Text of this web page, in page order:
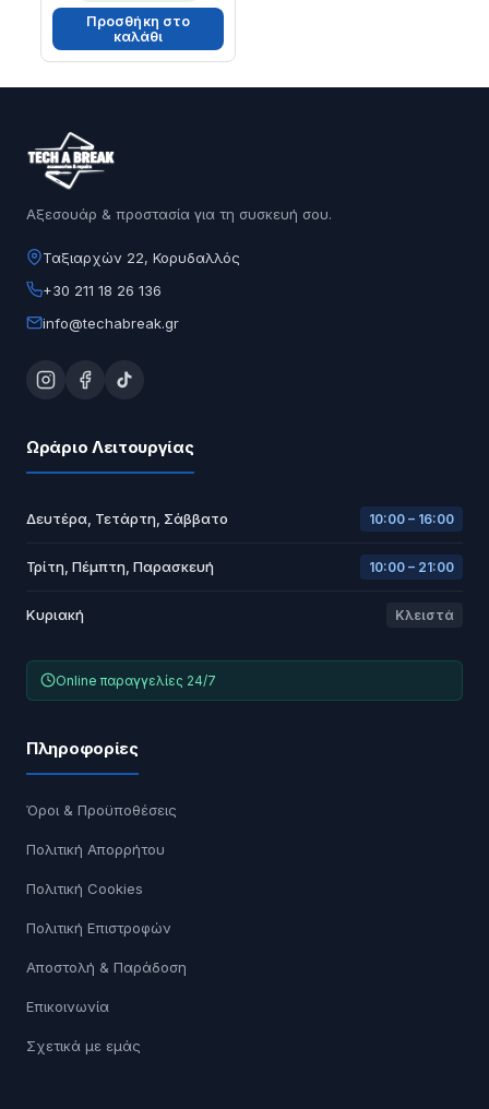
Προσθήκη στο
καλάθι
Αξεσουάρ & προστασία για τη συσκευή σου.
Ταξιαρχών 22, Κορυδαλλός
+30 211 18 26 136
info@techabreak.gr
Ωράριο Λειτουργίας
Δευτέρα, Τετάρτη, Σάββατο 10:00 – 16:00
Τρίτη, Πέμπτη, Παρασκευή 10:00 – 21:00
Κυριακή Κλειστά
Online παραγγελίες 24/7
Πληροφορίες
Όροι & Προϋποθέσεις
Πολιτική Απορρήτου
Πολιτική Cookies
Πολιτική Επιστροφών
Αποστολή & Παράδοση
Επικοινωνία
Σχετικά με εμάς